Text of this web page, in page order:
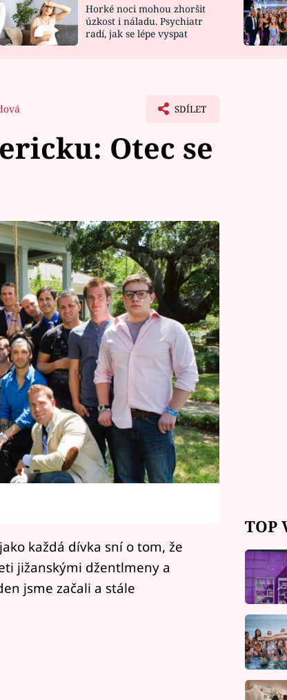
NOVINKY
VIDEORECEPTY
ZAHRADA
DESIGN
Horké noci mohou zhoršit
úzkost i náladu. Psychiatr
radí, jak se lépe vyspat
SDÍLET
Otec se
každá dívka sní o tom, že
jižanskými džentlmeny a
jsme začali a stále
TOP